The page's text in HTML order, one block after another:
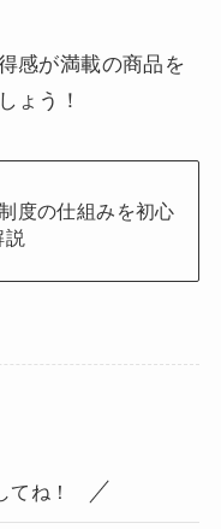
感が満載の商品を
ょう！
度の仕組みを初心
てね！